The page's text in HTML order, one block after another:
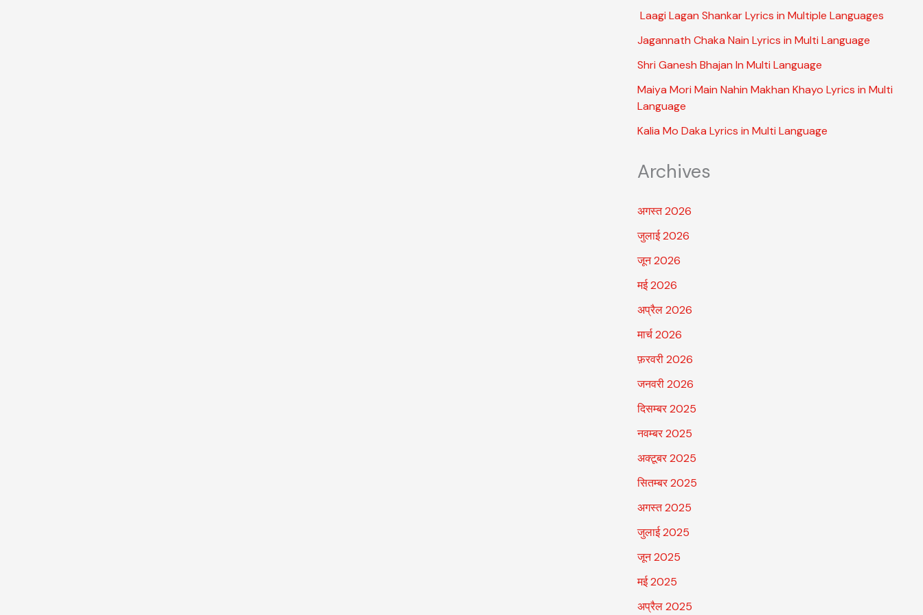
Laagi Lagan Shankar Lyrics in Multiple Languages
Jagannath Chaka Nain Lyrics in Multi Language
Shri Ganesh Bhajan In Multi Language
Maiya Mori Main Nahin Makhan Khayo Lyrics in Multi
Language
Kalia Mo Daka Lyrics in Multi Language
Archives
अगस्त 2026
जुलाई 2026
जून 2026
मई 2026
अप्रैल 2026
मार्च 2026
फ़रवरी 2026
जनवरी 2026
दिसम्बर 2025
नवम्बर 2025
अक्टूबर 2025
सितम्बर 2025
अगस्त 2025
जुलाई 2025
जून 2025
मई 2025
अप्रैल 2025